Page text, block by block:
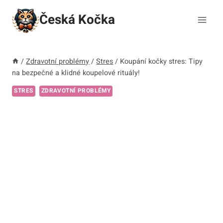
Přeskočit
obsah
Česká Kočka
/ Zdravotní problémy / Stres / Koupání kočky stres: Tipy
na bezpečné a klidné koupelové rituály!
STRES ZDRAVOTNÍ PROBLÉMY